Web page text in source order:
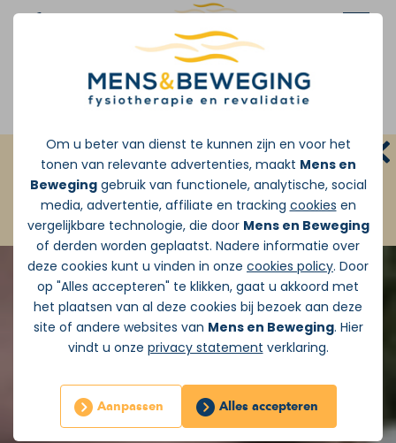
Om u beter van dienst te kunnen zijn en voor het
tonen van relevante advertenties, maakt Mens en
Beweginggebruik van functionele, analytische, social
media, advertentie, affiliate en tracking cookies en
vergelijkbare technologie, die door Mens en Beweging
of derden worden geplaatst. Nadere informatie over
deze cookies kunt u vinden in onze cookies policy. Door
op "Alles accepteren" te klikken, gaat u akkoord met
het plaatsen van al deze cookies bij bezoek aan deze
site of andere websites van Mens en Beweging. Hier
vindt u onze privacy statement verklaring.
Aanpassen Alles accepteren
Afspraak maken
GRATIS INLOOPSPREEKUUR:Zonder
doorverwijzing van de huisarts
JA ik wil vandaag Gratis pijnadvies